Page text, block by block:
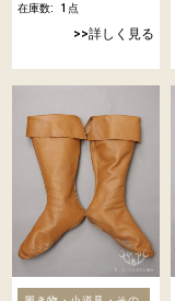
在庫数:
1 点
詳しく見る